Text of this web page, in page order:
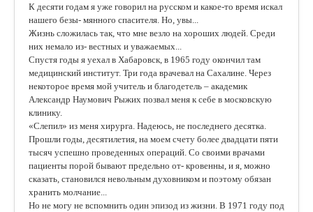
К десяти годам я уже говорил на русском и какое-то время искал
нашего безы- мянного спасителя. Но, увы...
Жизнь сложилась так, что мне везло на хороших людей. Среди
них немало из- вестных и уважаемых...
Спустя годы я уехал в Хабаровск, в 1965 году окончил там
медицинский институт. Три года врачевал на Сахалине. Через
некоторое время мой учитель и благодетель – академик
Александр Наумович Рыжих позвал меня к себе в московскую
клинику.
«Слепил» из меня хирурга. Надеюсь, не последнего десятка.
Прошли годы, десятилетия, на моем счету более двадцати пяти
тысяч успешно проведенных операций. Со своими врачами
пациенты порой бывают предельно от- кровенны, и я, можно
сказать, становился невольным духовником и поэтому обязан
хранить молчание...
Но не могу не вспомнить один эпизод из жизни. В 1971 году под